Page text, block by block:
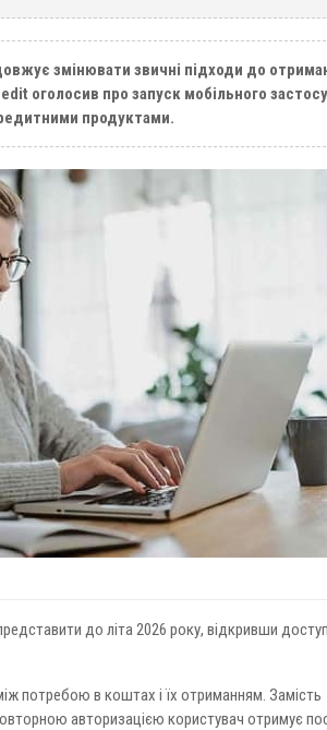
змінювати звичні підходи до
оголосив про запуск мобільного
продуктами.
до літа 2026 року, відкривши
потребою в коштах і їх отриманням. Замість
авторизацією користувач отримує